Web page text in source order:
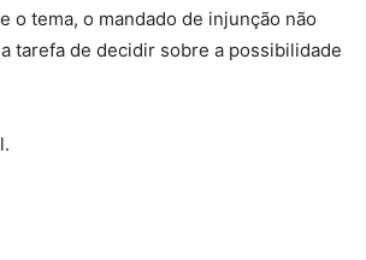
o tema, o mandado de injunção não
tarefa de decidir sobre a possibilidade